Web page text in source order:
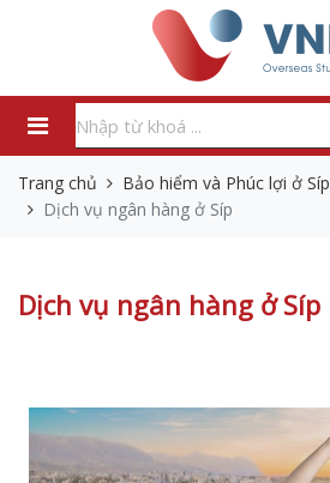
Trang chủ
Bảo hiểm và Phúc lợi ở Síp
Dịch vụ ngân hàng ở Síp
Dịch vụ ngân hàng ở Síp